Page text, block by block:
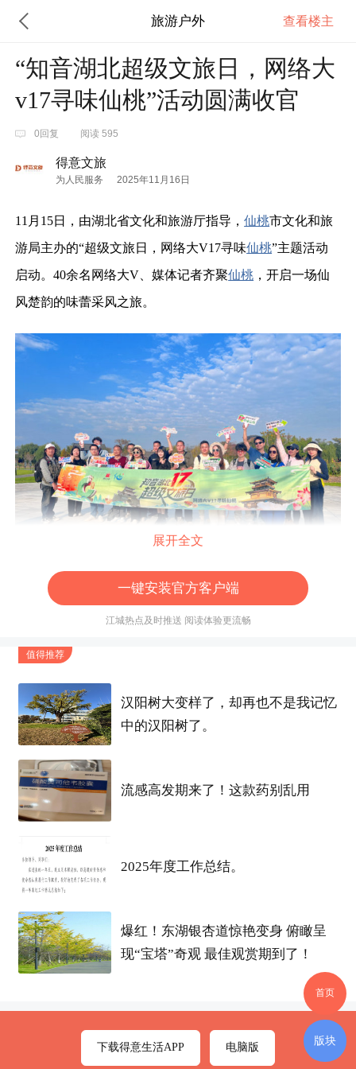
旅游户外 查看楼主
“知音湖北超级文旅日，网络大
v17寻味仙桃”活动圆满收官
0回复 阅读 595
得意文旅
为人民服务 2025年11月16日
11月15日，由湖北省文化和旅游厅指导，仙桃市文化和旅
游局主办的“超级文旅日，网络大V17寻味仙桃”主题活动
启动。40余名网络大V、媒体记者齐聚仙桃 ，开启一场仙
风楚韵的味蕾采风之旅。
采风团先后走进梦里水乡、沔阳小镇，泛舟水上森
林，观看水上婚礼，欣赏大雁伴飞、飞车绝技。为
了提升活动效果，一场大型行进式融媒体直播在
阳小镇同步开启，吸引来自全网560万人次线上观
看。近百名游客朋友与采风团 共进长桌宴，“开笼
咯……”仙桃市美食
道道沔阳三蒸，17项非遗
朋友纷纷拍照打卡，连连点赞。
展开全文
一键安装官方客户端
江城热点及时推送 阅读体验更流畅
值得推荐
汉阳树大变样了，却再也不是我记忆
中的汉阳树了。
流感高发期来了！这款药别乱用
2025年度工作总结。
爆红！东湖银杏道惊艳变身 俯瞰呈
现“宝塔”奇观 最佳观赏期到了！
首页
版块
下载得意生活APP 电脑版